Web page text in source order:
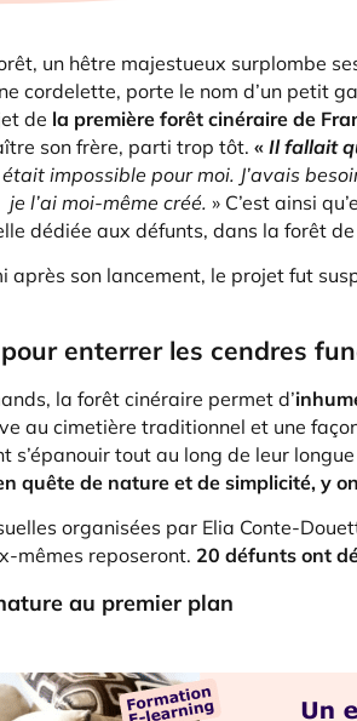
un hêtre majestueux surplombe
cordelette, porte le nom d’un petit
de la première forêt cinéraire de
son frère, parti trop tôt. « Il fallait
impossible pour moi. J’avais
l’ai moi-même créé. » C’est ainsi
dédiée aux défunts, dans la forêt de
après son lancement, le projet fut
enterrer les cendres
la forêt cinéraire permet d’
au cimetière traditionnel et une
s’épanouir tout au long de leur
quête de nature et de simplicité, y
organisées par Elia Conte-
mêmes reposeront. 20 défunts ont
au premier plan